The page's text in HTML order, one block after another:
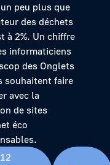
un peu plus que
des déchets
à 2%. Un chiffre
informaticiens
des Onglets
souhaitent faire
avec la
de sites
éco
12